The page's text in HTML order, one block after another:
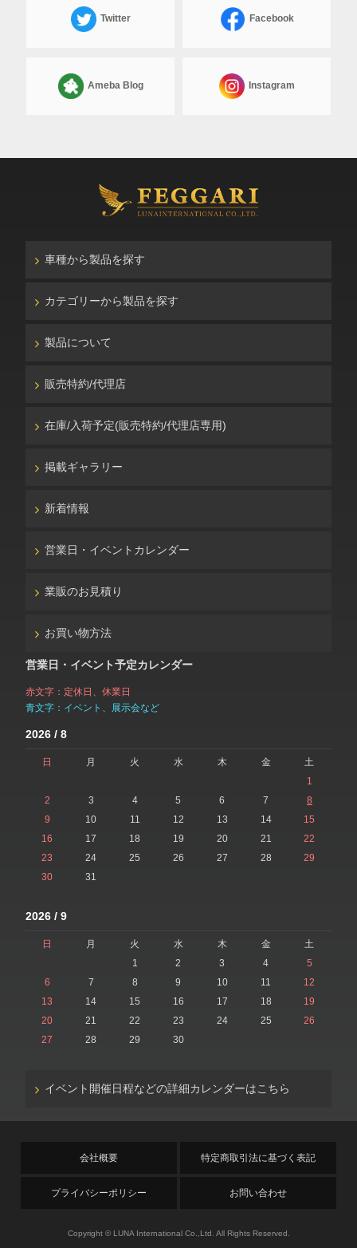
Twitter Facebook
Ameba Blog Instagram
車種から製品を探す
カテゴリーから製品を探す
製品について
販売特約/代理店
在庫/入荷予定(販売特約/代理店専用)
掲載ギャラリー
新着情報
営業日・イベントカレンダー
業販のお見積り
お買い物方法
営業日・イベント予定カレンダー
赤文字：定休日、休業日
青文字：イベント、展示会など
2026 / 8
日 月 火 水 木 金
土
1
2
3 4 5 6 7
8
9
10 11 12 13 14
15
16
17 18 19 20 21
22
23
24 25 26 27 28
29
30
31
2026 / 9
日 月 火 水 木 金
土
1
2 3 4
5
6
7 8 9 10 11
12
13
14 15 16 17 18
19
20
21 22 23 24 25
26
27
28 29 30
イベント開催日程などの詳細カレンダーはこちら
会社概要 特定商取引法に基づく表記
プライバシーポリシー お問い合わせ
Copyright © LUNA International Co.,Ltd. All Rights Reserved.